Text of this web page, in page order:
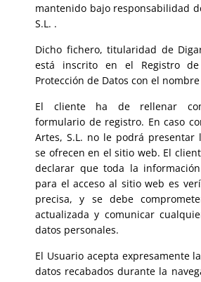
mantenido bajo responsabilidad
S.L. .
Dicho fichero, titularidad de
está inscrito en el Registro
Protección de Datos con el
El cliente ha de rellenar
formulario de registro. En caso
Artes, S.L. no le podrá presentar
se ofrecen en el sitio web. El
declarar que toda la
para el acceso al sitio web es
precisa, y se debe
actualizada y comunicar
datos personales.
El Usuario acepta expresamente
datos recabados durante la